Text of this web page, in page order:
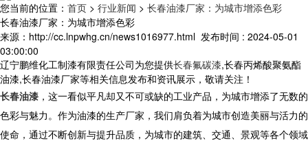
您当前的位置： 首页 > 行业新闻 > 长春油漆厂家：为城市增添色彩
长春油漆厂家：为城市增添色彩
来源：http://cc.lnpwhg.cn/news1016977.html 发布时间 : 2024-05-01
03:00:00
辽宁鹏维化工制漆有限责任公司为您提供长春氟碳漆,长春丙烯酸聚氨酯
油漆,长春油漆厂家等相关信息发布和资讯展示，敬请关注！
长春油漆 ，这一看似平凡却又不可或缺的工业产品，为城市增添了无数的
色彩与魅力。作为油漆的生产厂家，我们肩负着为城市创造美丽与活力的
使命，通过不断创新与提升品质，为城市的建筑、交通、景观等各个领域